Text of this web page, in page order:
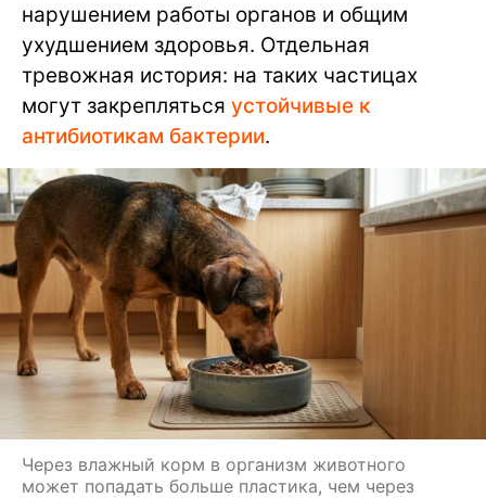
нарушением работы органов и общим
ухудшением здоровья. Отдельная
тревожная история: на таких частицах
могут закрепляться устойчивые к
антибиотикам бактерии.
Через влажный корм в организм животного
может попадать больше пластика, чем через